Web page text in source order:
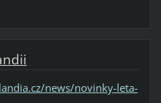
news/novinky-leta-